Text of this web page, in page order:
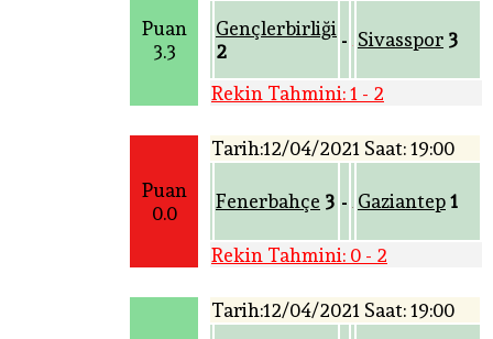
Puan
3.3
Gençlerbirliği
2
- Sivasspor 3
Rekin Tahmini: 1 - 2
Puan
0.0
Tarih:12/04/2021 Saat: 19:00
Fenerbahçe 3 - Gaziantep1
Rekin Tahmini: 0 - 2
Tarih:12/04/2021 Saat: 19:00